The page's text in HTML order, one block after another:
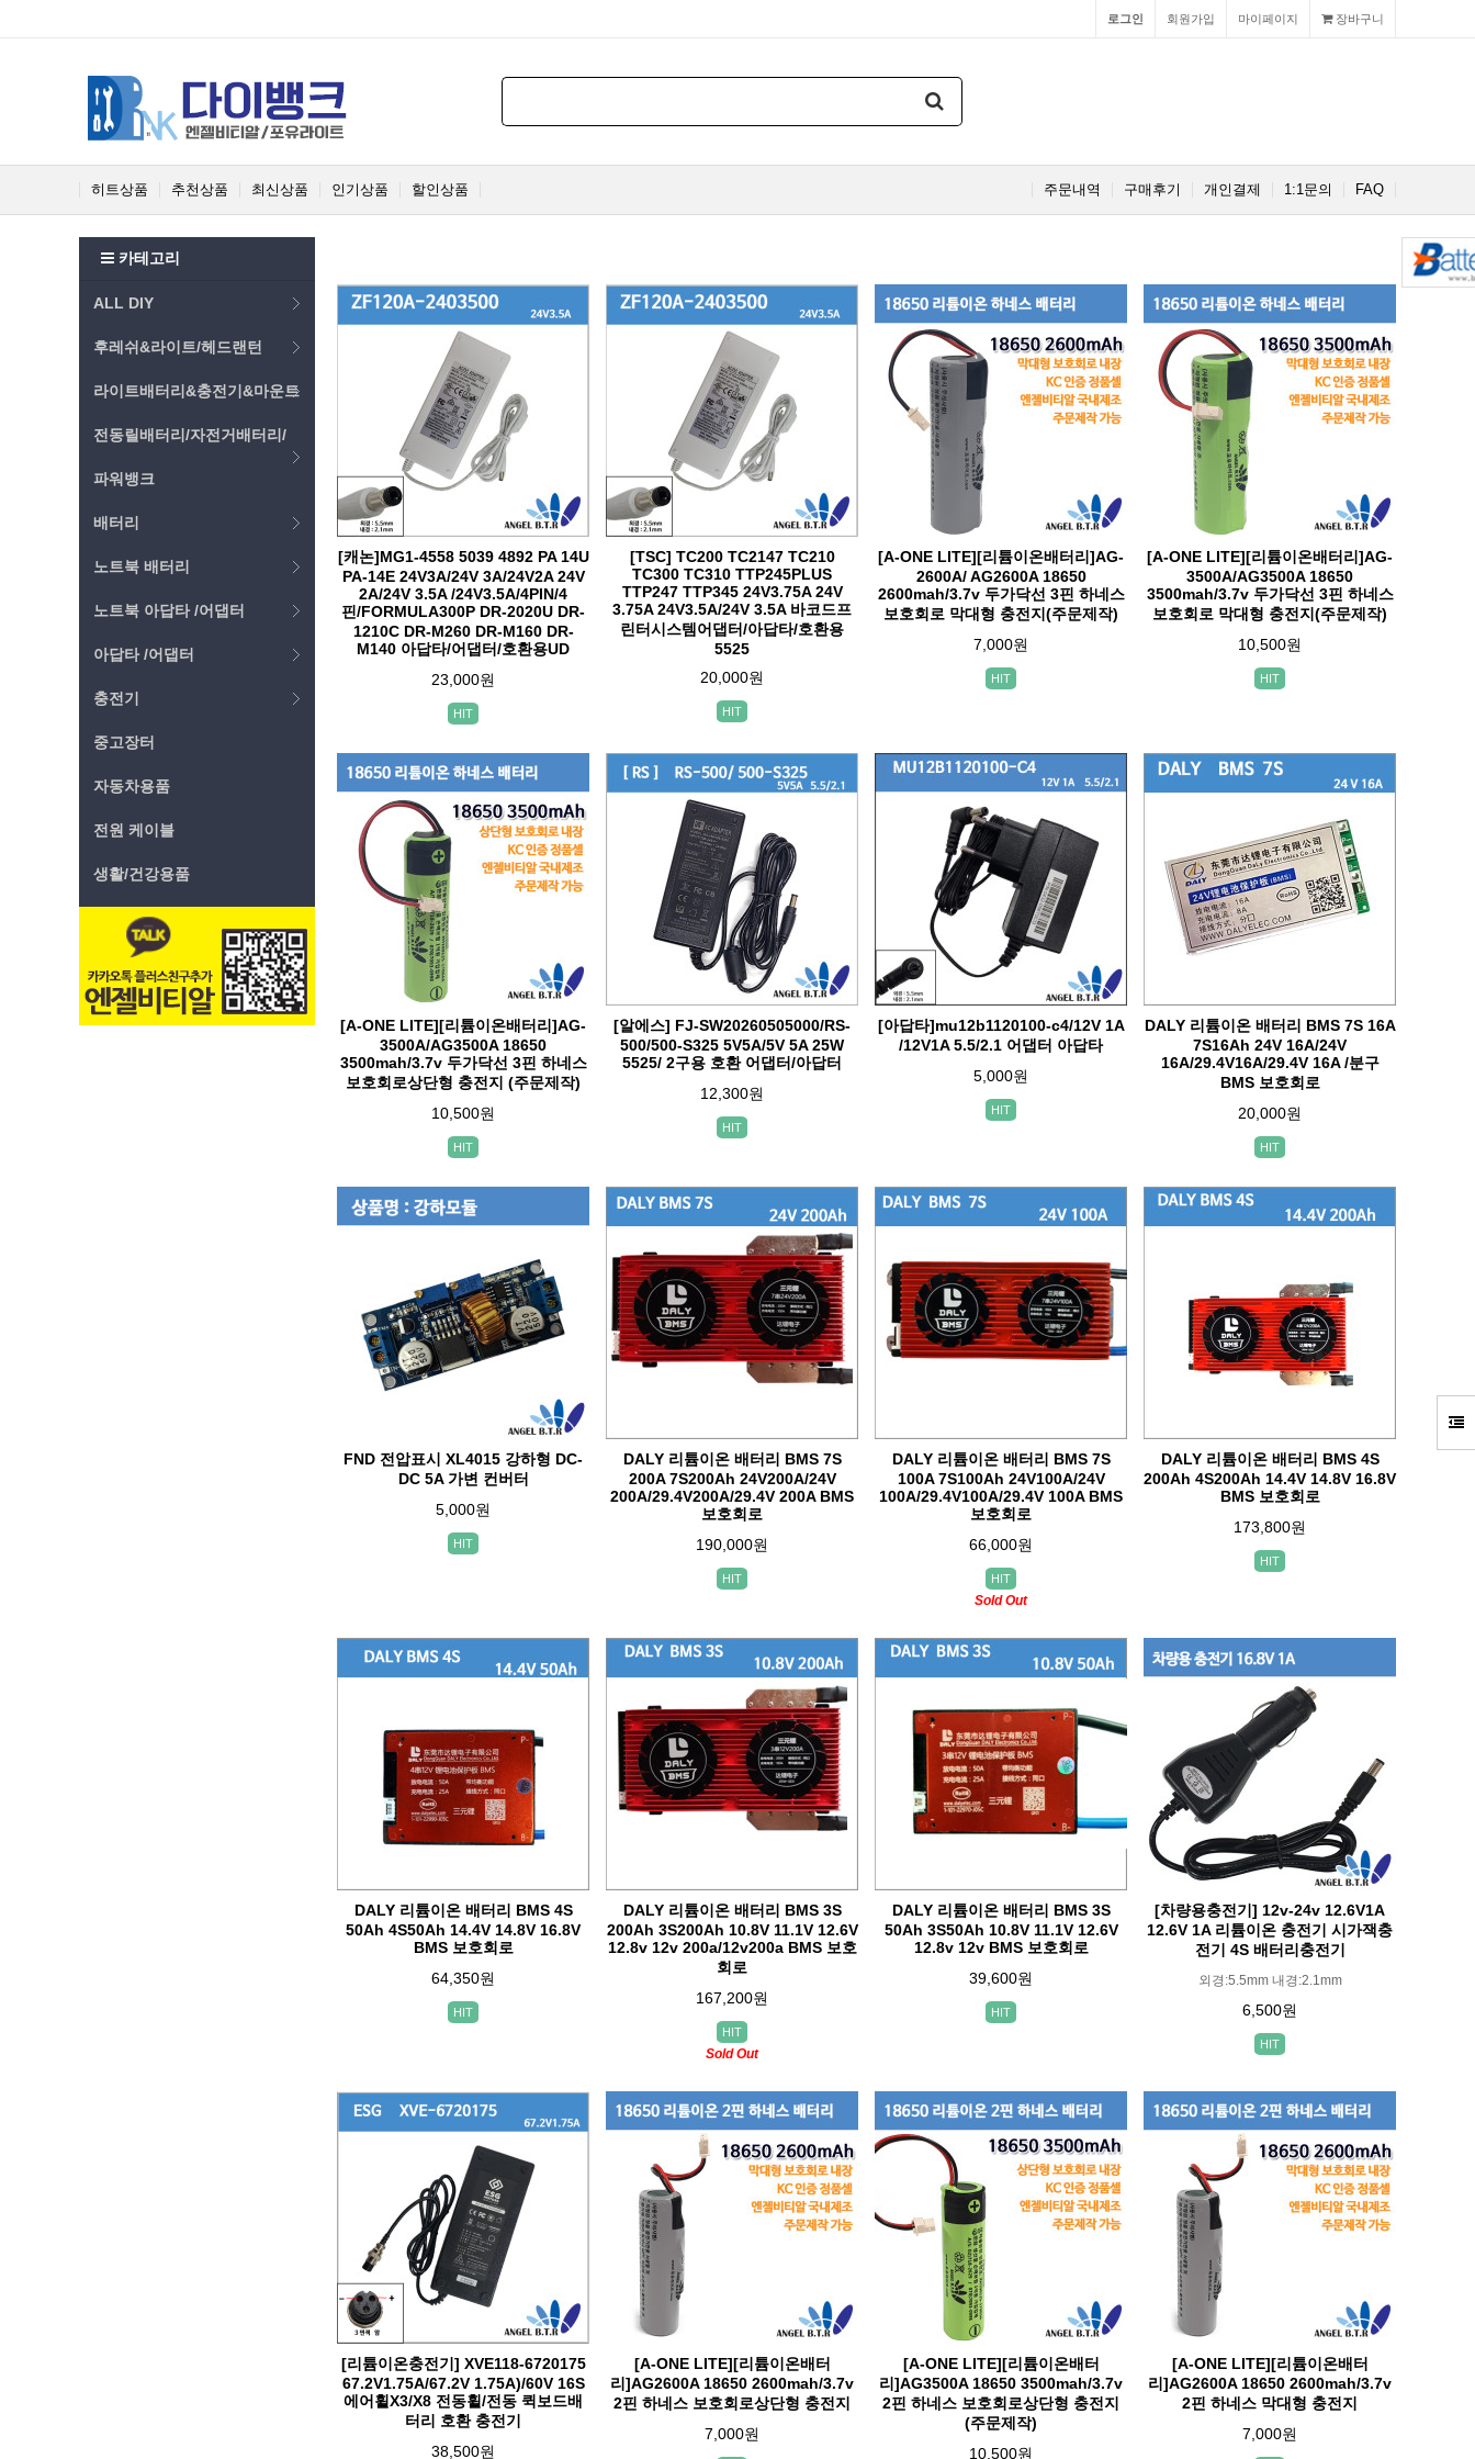
장바구니
마이페이지
회원가입
로그인
히트상품 추천상품 최신상품 인기상품 할인상품 FAQ
1:1문의
개인결제
구매후기
주문내역
카테고리
ALL DIY
후레쉬&라이트/헤드랜턴
라이트배터리&충전기&마운트
전동릴배터리/자전거배터리/
파워뱅크
배터리
노트북 배터리
노트북 아답타 /어댑터
아답타 /어댑터
충전기
중고장터
자동차용품
전원 케이블
생활/건강용품
[캐논]MG1-4558 5039 4892 PA 14U
PA-14E 24V3A/24V 3A/24V2A 24V
2A/24V 3.5A /24V3.5A/4PIN/4
핀/FORMULA300P DR-2020U DR-
1210C DR-M260 DR-M160 DR-
M140 아답타/어댑터/호환용UD
23,000원
HIT
[TSC] TC200 TC2147 TC210
TC300 TC310 TTP245PLUS
TTP247 TTP345 24V3.75A 24V
3.75A 24V3.5A/24V 3.5A 바코드프
린터시스템어댑터/아답타/호환용
5525
20,000원
HIT
[A-ONE LITE][리튬이온배터리]AG-
2600A/ AG2600A 18650
2600mah/3.7v 두가닥선 3핀 하네스
보호회로 막대형 충전지(주문제작)
7,000원
HIT
[A-ONE LITE][리튬이온배터리]AG-
3500A/AG3500A 18650
3500mah/3.7v 두가닥선 3핀 하네스
보호회로 막대형 충전지(주문제작)
10,500원
HIT
[A-ONE LITE][리튬이온배터리]AG-
3500A/AG3500A 18650
3500mah/3.7v 두가닥선 3핀 하네스
보호회로상단형 충전지 (주문제작)
10,500원
HIT
[알에스] FJ-SW20260505000/RS-
500/500-S325 5V5A/5V 5A 25W
5525/ 2구용 호환 어댑터/아답터
12,300원
HIT
[아답타]mu12b1120100-c4/12V 1A
/12V1A 5.5/2.1 어댑터 아답타
5,000원
HIT
DALY 리튬이온 배터리 BMS 7S 16A
7S16Ah 24V 16A/24V
16A/29.4V16A/29.4V 16A /분구
BMS 보호회로
20,000원
HIT
FND 전압표시 XL4015 강하형 DC-
DC 5A 가변 컨버터
5,000원
HIT
DALY 리튬이온 배터리 BMS 7S
200A 7S200Ah 24V200A/24V
200A/29.4V200A/29.4V 200A BMS
보호회로
190,000원
HIT
DALY 리튬이온 배터리 BMS 7S
100A 7S100Ah 24V100A/24V
100A/29.4V100A/29.4V 100A BMS
보호회로
66,000원
HIT
Sold Out
DALY 리튬이온 배터리 BMS 4S
200Ah 4S200Ah 14.4V 14.8V 16.8V
BMS 보호회로
173,800원
HIT
DALY 리튬이온 배터리 BMS 4S
50Ah 4S50Ah 14.4V 14.8V 16.8V
BMS 보호회로
64,350원
HIT
DALY 리튬이온 배터리 BMS 3S
200Ah 3S200Ah 10.8V 11.1V 12.6V
12.8v 12v 200a/12v200a BMS 보호
회로
167,200원
HIT
Sold Out
DALY 리튬이온 배터리 BMS 3S
50Ah 3S50Ah 10.8V 11.1V 12.6V
12.8v 12v BMS 보호회로
39,600원
HIT
[차량용충전기] 12v-24v 12.6V1A
12.6V 1A 리튬이온 충전기 시가잭충
전기 4S 배터리충전기
외경:5.5mm 내경:2.1mm
6,500원
HIT
[리튬이온충전기] XVE118-6720175
67.2V1.75A/67.2V 1.75A)/60V 16S
에어휠X3/X8 전동휠/전동 퀵보드배
터리 호환 충전기
38,500원
[A-ONE LITE][리튬이온배터
리]AG2600A 18650 2600mah/3.7v
2핀 하네스 보호회로상단형 충전지
7,000원
[A-ONE LITE][리튬이온배터
리]AG3500A 18650 3500mah/3.7v
2핀 하네스 보호회로상단형 충전지
(주문제작)
10,500원
[A-ONE LITE][리튬이온배터
리]AG2600A 18650 2600mah/3.7v
2핀 하네스 막대형 충전지
7,000원